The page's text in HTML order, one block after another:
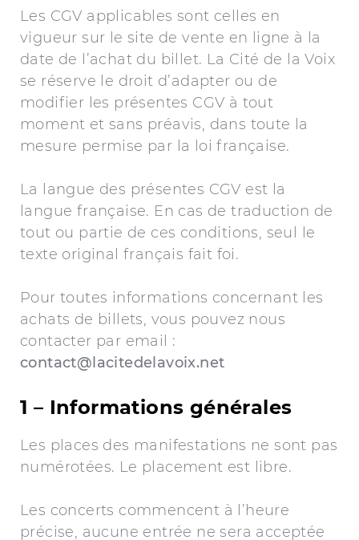
Les CGV applicables sont celles en
vigueur sur le site de vente en ligne à la
date de l’achat du billet. La Cité de la Voix
se réserve le droit d’adapter ou de
modifier les présentes CGV à tout
moment et sans préavis, dans toute la
mesure permise par la loi française.
La langue des présentes CGV est la
langue française. En cas de traduction de
tout ou partie de ces conditions, seul le
texte original français fait foi.
Pour toutes informations concernant les
achats de billets, vous pouvez nous
contacter par email :
contact@lacitedelavoix.net
1 – Informations générales
Les places des manifestations ne sont pas
numérotées. Le placement est libre.
Les concerts commencent à l’heure
précise, aucune entrée ne sera acceptée